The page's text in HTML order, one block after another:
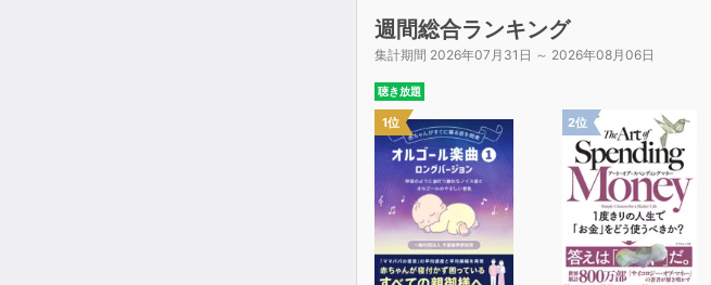
BEST 7 Take care. じゃあね。
BEST 8 Not really. そうでもないよ。
BEST 9 I'm coming. すぐ行きます。
BEST 10 Help yourself. どうぞご自由に。
BEST 11 No kidding! うっそ～！
BEST 12 How come? どうして？
BEST 13 Got it. わかりました。
BEST 14 No way! まさか！
BEST 15 What's wrong? どうしたの？
BEST 16 Why not? いいですよ。
BEST 17 All set! できた！
週間総合ランキング
集計期間 2026年07月31日 ～ 2026年08月06日
聴き放題
1位 2位